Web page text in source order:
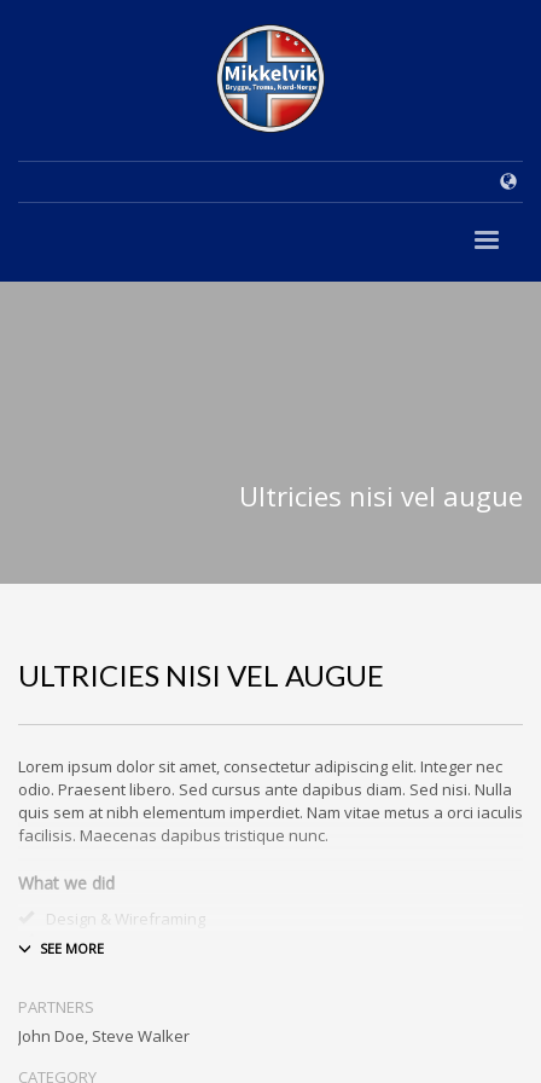
Ultricies nisi vel augue
ULTRICIES NISI VEL AUGUE
Lorem ipsum dolor sit amet, consectetur adipiscing elit. Integer nec
odio. Praesent libero. Sed cursus ante dapibus diam. Sed nisi. Nulla
quis sem at nibh elementum imperdiet. Nam vitae metus a orci iaculis
facilisis. Maecenas dapibus tristique nunc.
What we did
Design & Wireframing
SEO
Social Media Marketing
Integer euismod lacus luctus magna.
litora torquent per conubia nostra, per inceptos himenaeos
PARTNERS
John Doe, Steve Walker
CATEGORY